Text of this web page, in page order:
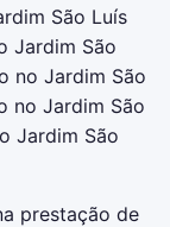
São Luís
Jardim São
no Jardim São
no Jardim São
Jardim São
prestação de